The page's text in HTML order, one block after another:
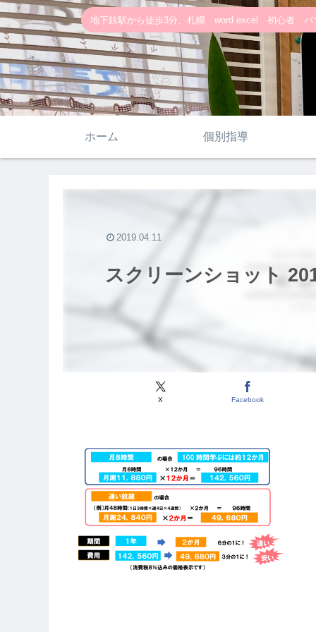
地下鉄駅から徒歩3分、札幌 word excel 初心者 パ
ホーム 個別指導
スクリーンショット
X Facebook
2019.04.11